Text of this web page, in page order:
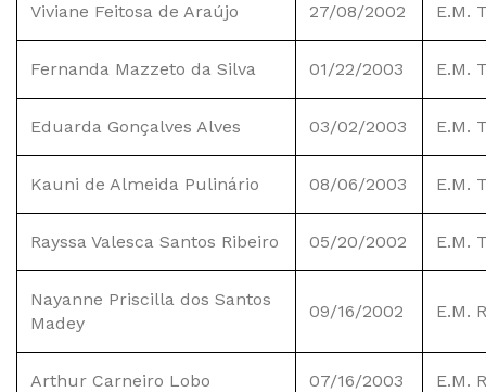
Viviane Feitosa de Araújo 27/08/2002 E.M.
Fernanda Mazzeto da Silva 01/22/2003 E.M.
Eduarda Gonçalves Alves 03/02/2003 E.M.
Kauni de Almeida Pulinário 08/06/2003 E.M.
Rayssa Valesca Santos Ribeiro 05/20/2002 E.M.
Nayanne Priscilla dos Santos
Madey
09/16/2002 E.M.
Arthur Carneiro Lobo 07/16/2003 E.M.